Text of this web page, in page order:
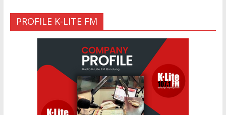
PROFILE K-LITE FM